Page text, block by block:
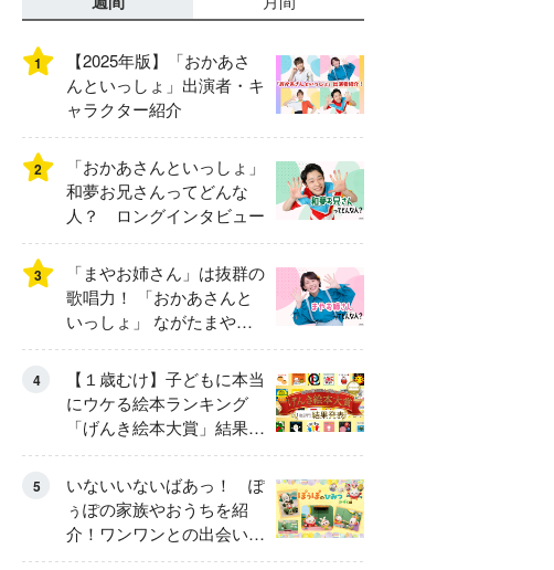
1
【2025年版】「おかあさ
んといっしょ」出演者・キ
ャラクター紹介
2
「おかあさんといっしょ」
和夢お兄さんってどんな
人？ ロングインタビュー
3
「まやお姉さん」は抜群の
歌唱力！ 「おかあさんと
いっしょ」 ながたまやさ
んってどんな人？
4
【１歳むけ】子どもに本当
にウケる絵本ランキング
「げんき絵本大賞」結果発
表
5
いないいないばあっ！ ぽ
ぅぽの家族やおうちを紹
介！ワンワンとの出会いの
瞬間も